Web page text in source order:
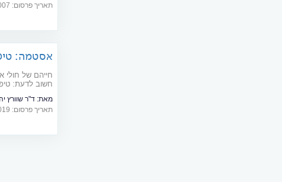
תאריך פרסום: 15/04/2007
אסטמה:
חייהם של
חשוב לדעת:
מאת: ד"ר שוורץ
תאריך פרסום: 31/07/2019